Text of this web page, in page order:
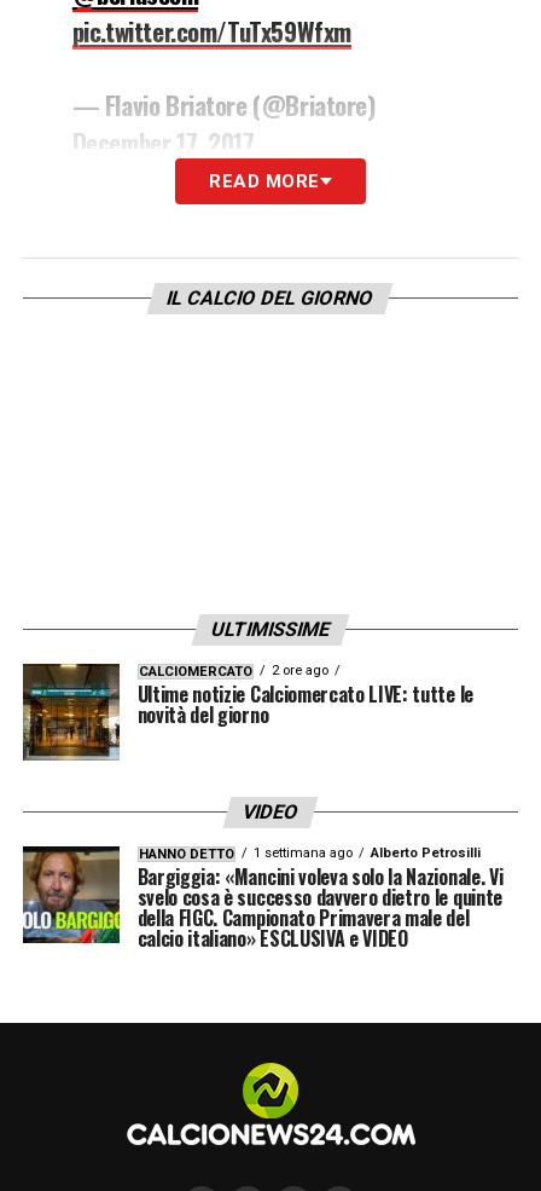
pic.twitter.com/TuTx59Wfxm
— Flavio Briatore (@Briatore)
December 17, 2017
READ MORE
IL CALCIO DEL GIORNO
ULTIMISSIME
CALCIOMERCATO 2 ore ago
Ultime notizie Calciomercato LIVE: tutte le
novità del giorno
VIDEO
HANNO DETTO 1 settimana ago Alberto Petrosilli
Bargiggia: «Mancini voleva solo la Nazionale. Vi
svelo cosa è successo davvero dietro le quinte
della FIGC. Campionato Primavera male del
calcio italiano» ESCLUSIVA e VIDEO